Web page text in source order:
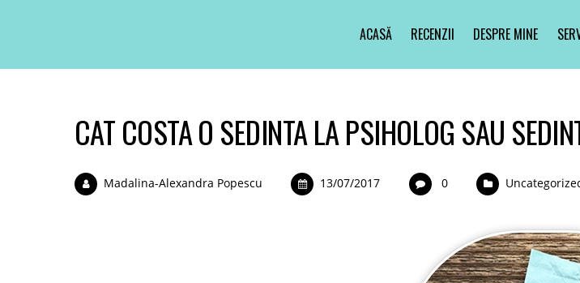
ACASĂ RECENZII DESPRE MINE
CAT COSTA O SEDINTA LA PSIHOLOG SAU
Madalina-Alexandra Popescu 13/07/2017 0